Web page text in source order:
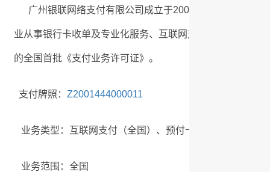
广州银联网络支付有限公司成立于2001年12月，是中国
业从事银行卡收单及专业化服务、互联网支付、 预付卡受
的全国首批《支付业务许可证》。
支付牌照：Z2001444000011
业务类型：互联网支付（全国）、预付卡受理（全国）、
业务范围：全国